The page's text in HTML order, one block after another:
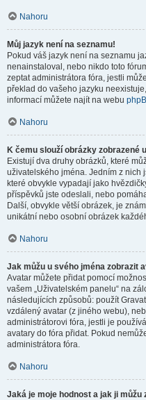
Nahoru
Můj jazyk není na seznamu!
Pokud váš jazyk není na seznamu
nenainstaloval, nebo nikdo toto
zeptat administrátora fóra, jestli
překlad do vašeho jazyku
informací můžete najít na webu
Nahoru
K čemu slouží obrázky zobrazené
Existují dva druhy obrázků, které
uživatelského jména. Jedním z nich
které obvykle vypadají jako
příspěvků jste odeslali, nebo
Další, obvykle větší obrázek, je
unikátní nebo osobní obrázek
Nahoru
Jak můžu u svého jména zobrazit
Avatar můžete přidat pomocí
vašem „Uživatelském panelu“ na
následujících způsobů: použít
vzdálený avatar (z jiného webu),
administrátorovi fóra, jestli je
avatary do fóra přidat. Pokud
administrátora fóra.
Nahoru
Jaká je moje hodnost a jak ji můžu